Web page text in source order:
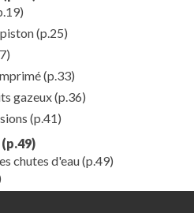
(p.25)
(p.33)
gazeux(p.36)
(p.41)
(p.49)
chutes d'eau(p.49)